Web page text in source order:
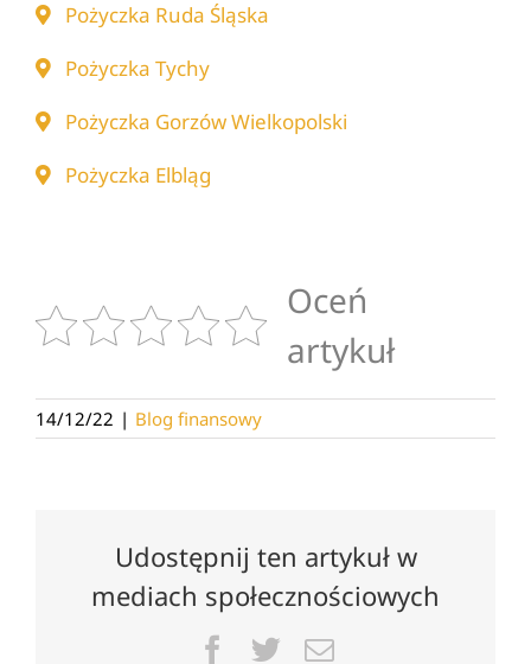
Pożyczka Ruda Śląska
Pożyczka Tychy
Pożyczka Gorzów Wielkopolski
Pożyczka Elbląg
Oceń
artykuł
14/12/22 | Blog finansowy
Udostępnij ten artykuł w
mediach społecznościowych
Facebook
TwitterEmail